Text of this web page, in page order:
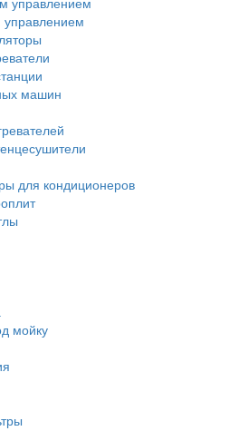
машин
для кондиционеров
мойку